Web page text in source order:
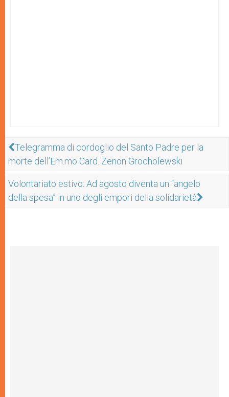
Telegramma di cordoglio del Santo Padre per la
morte dell’Em.mo Card. Zenon Grocholewski
Volontariato estivo: Ad agosto diventa un “angelo
della spesa” in uno degli empori della solidarietà